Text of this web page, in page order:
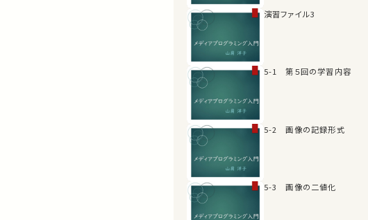
演習ファイル3
5-1 第５回の学習内容
5-2 画像の記録形式
5-3 画像の二値化